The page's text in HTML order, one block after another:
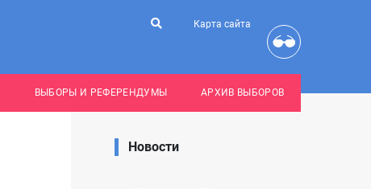
Карта сайта
ВЫБОРЫ И РЕФЕРЕНДУМЫ АРХИВ ВЫБОРОВ
Новости